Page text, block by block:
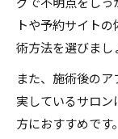
グで不明点をしっ
トや予約サイト
術方法を選びまし
また、施術後の
実しているサロン
方におすすめです